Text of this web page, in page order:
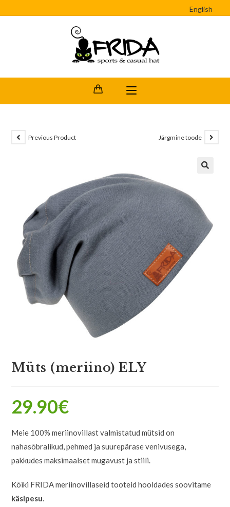
English
Previous Product Järgmine toode
Müts (meriino) ELY
29.90€
Meie 100% meriinovillast valmistatud mütsid on
nahasõbralikud, pehmed ja suurepärase venivusega,
pakkudes maksimaalset mugavust ja stiili.
Kõiki FRIDA meriinovillaseid tooteid hooldades soovitame
käsipesu.